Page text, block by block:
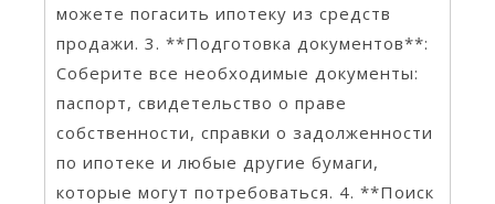
можете погасить ипотеку из средств
продажи. 3. **Подготовка документов**:
Соберите все необходимые документы:
паспорт, свидетельство о праве
собственности, справки о задолженности
по ипотеке и любые другие бумаги,
которые могут потребоваться. 4. **Поиск